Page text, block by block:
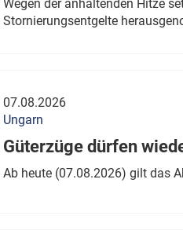
Wegen der anhaltenden Hitze
Stornierungsentgelte
07.08.2026
Ungarn
Güterzüge dürfen
Ab heute (07.08.2026) gilt das